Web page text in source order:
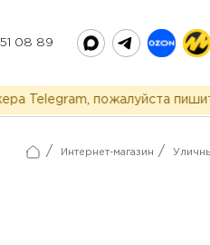
08 89
пожалуйста пишите
/ Интернет-магазин /